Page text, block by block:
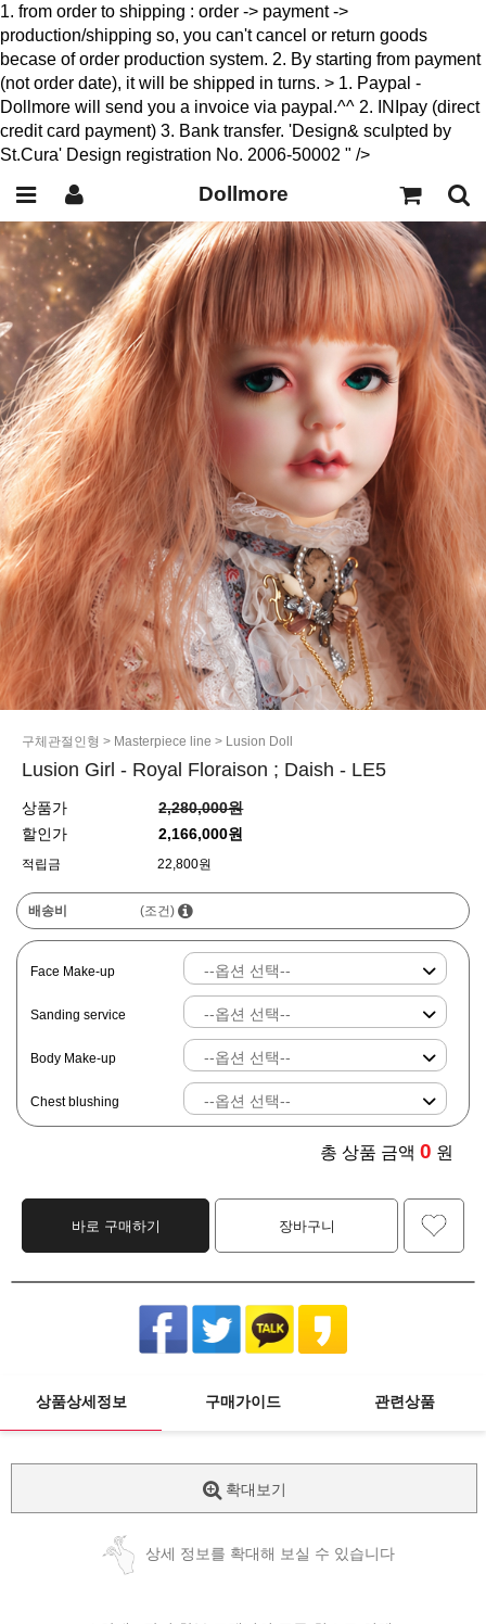
1. from order to shipping : order -> payment ->
production/shipping so, you can't cancel or return goods
becase of order production system. 2. By starting from payment
(not order date), it will be shipped in turns. > 1. Paypal -
Dollmore will send you a invoice via paypal.^^ 2. INIpay (direct
credit card payment) 3. Bank transfer. 'Design& sculpted by
St.Cura' Design registration No. 2006-50002 " />
Dollmore
구체관절인형 > Masterpiece line > Lusion Doll
Lusion Girl - Royal Floraison ; Daish - LE5
상품가
2,280,000원
할인가
2,166,000원
적립금 22,800원
배송비 (조건)
Face Make-up
Sanding service
Body Make-up
Chest blushing
총 상품 금액 0 원
바로 구매하기 장바구니
상품상세정보 구매가이드 관련상품
확대보기
상세 정보를 확대해 보실 수 있습니다